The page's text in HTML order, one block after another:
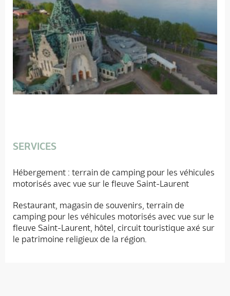
SERVICES
Hébergement : terrain de camping pour les véhicules
motorisés avec vue sur le fleuve Saint-Laurent
Restaurant, magasin de souvenirs, terrain de
camping pour les véhicules motorisés avec vue sur le
fleuve Saint-Laurent, hôtel, circuit touristique axé sur
le patrimoine religieux de la région.